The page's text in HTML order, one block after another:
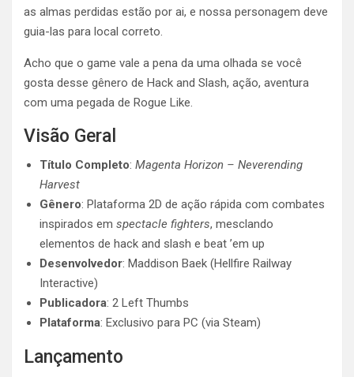
as almas perdidas estão por ai, e nossa personagem deve
guia-las para local correto.
Acho que o game vale a pena da uma olhada se você
gosta desse gênero de Hack and Slash, ação, aventura
com uma pegada de Rogue Like.
Visão Geral
Título Completo: Magenta Horizon – Neverending
Harvest
Gênero: Plataforma 2D de ação rápida com combates
inspirados em spectacle fighters, mesclando
elementos de hack and slash e beat ’em up
Desenvolvedor: Maddison Baek (Hellfire Railway
Interactive)
Publicadora: 2 Left Thumbs
Plataforma: Exclusivo para PC (via Steam)
Lançamento